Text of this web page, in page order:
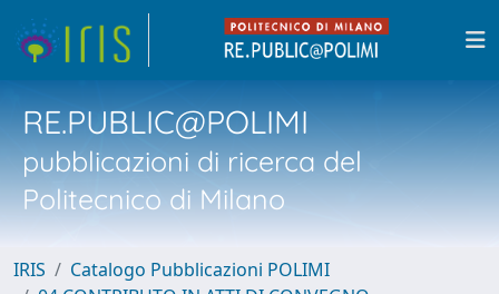
RE.PUBLIC@POLIMI
pubblicazioni di ricerca del
Politecnico di Milano
IRIS
Catalogo Pubblicazioni POLIMI